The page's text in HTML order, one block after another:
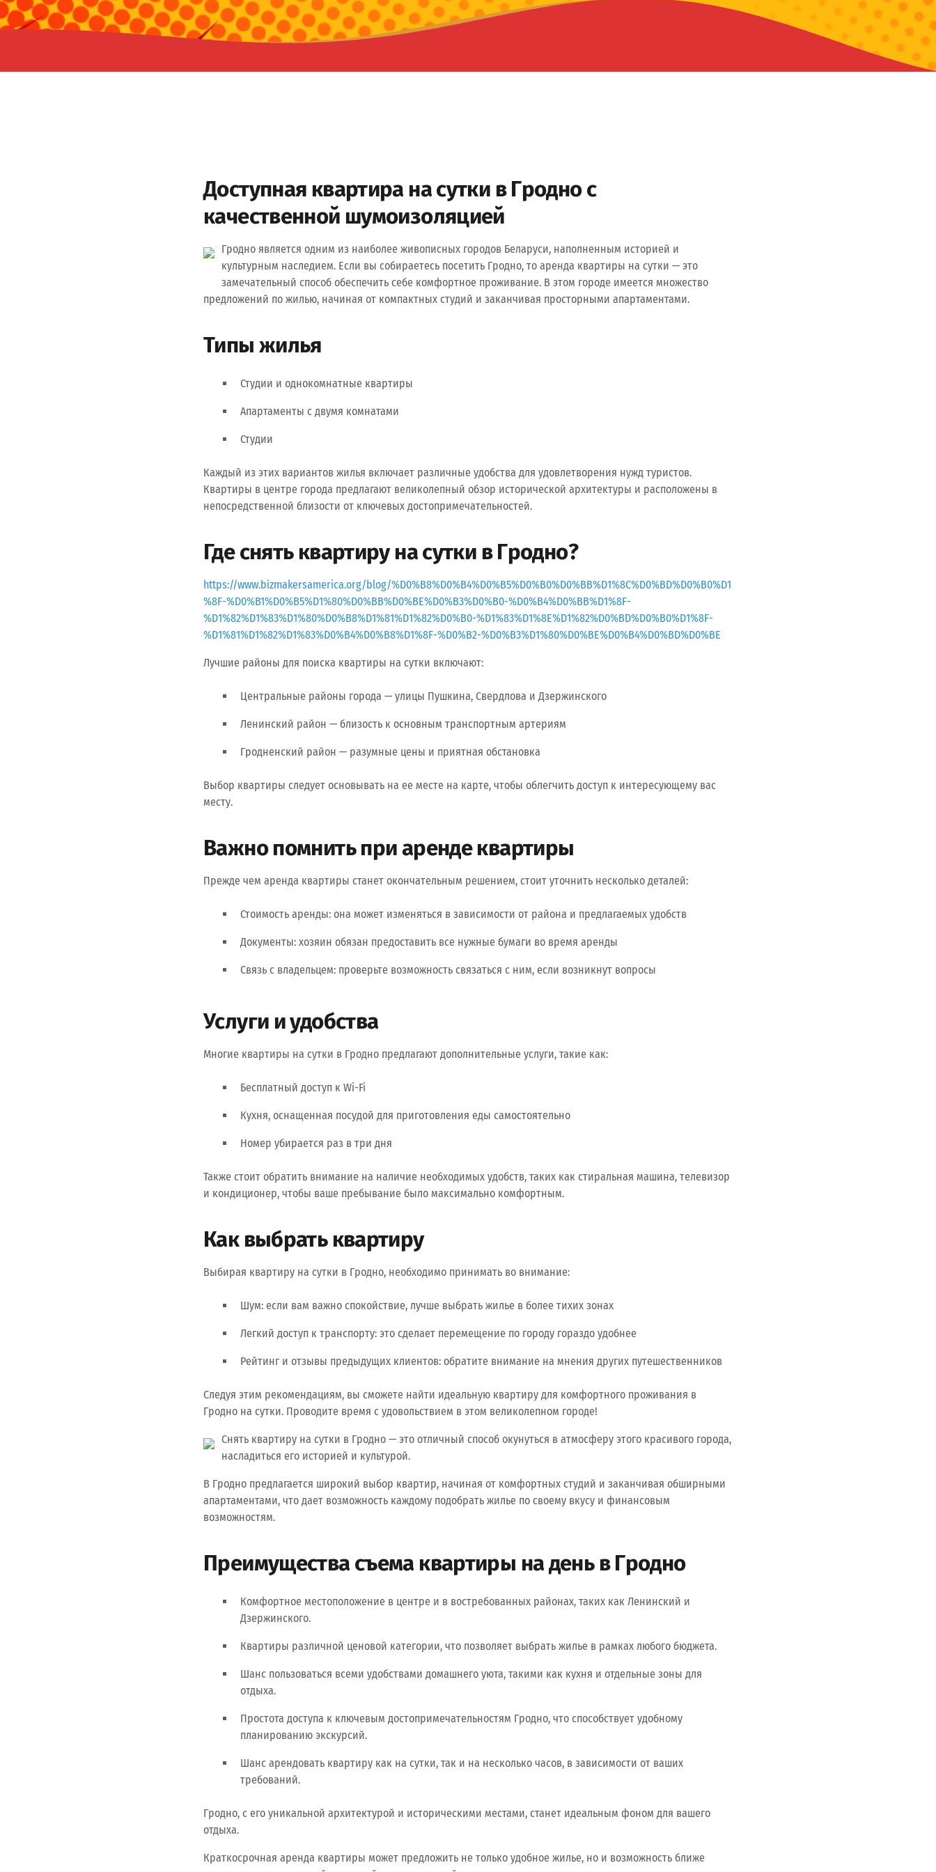
Доступная квартира на сутки в Гродно с
качественной шумоизоляцией
Гродно является одним из наиболее живописных городов Беларуси, наполненным историей и
культурным наследием. Если вы собираетесь посетить Гродно, то аренда квартиры на сутки — это
замечательный способ обеспечить себе комфортное проживание. В этом городе имеется множество
предложений по жилью, начиная от компактных студий и заканчивая просторными апартаментами.
Типы жилья
Студии и однокомнатные квартиры
Апартаменты с двумя комнатами
Студии
Каждый из этих вариантов жилья включает различные удобства для удовлетворения нужд туристов.
Квартиры в центре города предлагают великолепный обзор исторической архитектуры и расположены в
непосредственной близости от ключевых достопримечательностей.
Где снять квартиру на сутки в Гродно?
https://www.bizmakersamerica.org/blog/%D0%B8%D0%B4%D0%B5%D0%B0%D0%BB%D1%8C%D0%BD%D0%B0%D1
%8F-%D0%B1%D0%B5%D1%80%D0%BB%D0%BE%D0%B3%D0%B0-%D0%B4%D0%BB%D1%8F-
%D1%82%D1%83%D1%80%D0%B8%D1%81%D1%82%D0%B0-%D1%83%D1%8E%D1%82%D0%BD%D0%B0%D1%8F-
%D1%81%D1%82%D1%83%D0%B4%D0%B8%D1%8F-%D0%B2-%D0%B3%D1%80%D0%BE%D0%B4%D0%BD%D0%BE
Лучшие районы для поиска квартиры на сутки включают:
Центральные районы города — улицы Пушкина, Свердлова и Дзержинского
Ленинский район — близость к основным транспортным артериям
Гродненский район — разумные цены и приятная обстановка
Выбор квартиры следует основывать на ее месте на карте, чтобы облегчить доступ к интересующему вас
месту.
Важно помнить при аренде квартиры
Прежде чем аренда квартиры станет окончательным решением, стоит уточнить несколько деталей:
Стоимость аренды: она может изменяться в зависимости от района и предлагаемых удобств
Документы: хозяин обязан предоставить все нужные бумаги во время аренды
Связь с владельцем: проверьте возможность связаться с ним, если возникнут вопросы
Услуги и удобства
Многие квартиры на сутки в Гродно предлагают дополнительные услуги, такие как:
Бесплатный доступ к Wi-Fi
Кухня, оснащенная посудой для приготовления еды самостоятельно
Номер убирается раз в три дня
Также стоит обратить внимание на наличие необходимых удобств, таких как стиральная машина, телевизор
и кондиционер, чтобы ваше пребывание было максимально комфортным.
Как выбрать квартиру
Выбирая квартиру на сутки в Гродно, необходимо принимать во внимание:
Шум: если вам важно спокойствие, лучше выбрать жилье в более тихих зонах
Легкий доступ к транспорту: это сделает перемещение по городу гораздо удобнее
Рейтинг и отзывы предыдущих клиентов: обратите внимание на мнения других путешественников
Следуя этим рекомендациям, вы сможете найти идеальную квартиру для комфортного проживания в
Гродно на сутки. Проводите время с удовольствием в этом великолепном городе!
Снять квартиру на сутки в Гродно — это отличный способ окунуться в атмосферу этого красивого города,
насладиться его историей и культурой.
В Гродно предлагается широкий выбор квартир, начиная от комфортных студий и заканчивая обширными
апартаментами, что дает возможность каждому подобрать жилье по своему вкусу и финансовым
возможностям.
Преимущества съема квартиры на день в Гродно
Комфортное местоположение в центре и в востребованных районах, таких как Ленинский и
Дзержинского.
Квартиры различной ценовой категории, что позволяет выбрать жилье в рамках любого бюджета.
Шанс пользоваться всеми удобствами домашнего уюта, такими как кухня и отдельные зоны для
отдыха.
Простота доступа к ключевым достопримечательностям Гродно, что способствует удобному
планированию экскурсий.
Шанс арендовать квартиру как на сутки, так и на несколько часов, в зависимости от ваших
требований.
Гродно, с его уникальной архитектурой и историческими местами, станет идеальным фоном для вашего
отдыха.
Краткосрочная аренда квартиры может предложить не только удобное жилье, но и возможность ближе